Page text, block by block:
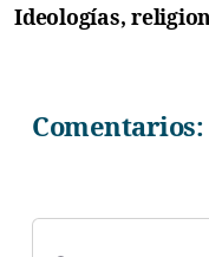
Ideologías,
Comentarios: